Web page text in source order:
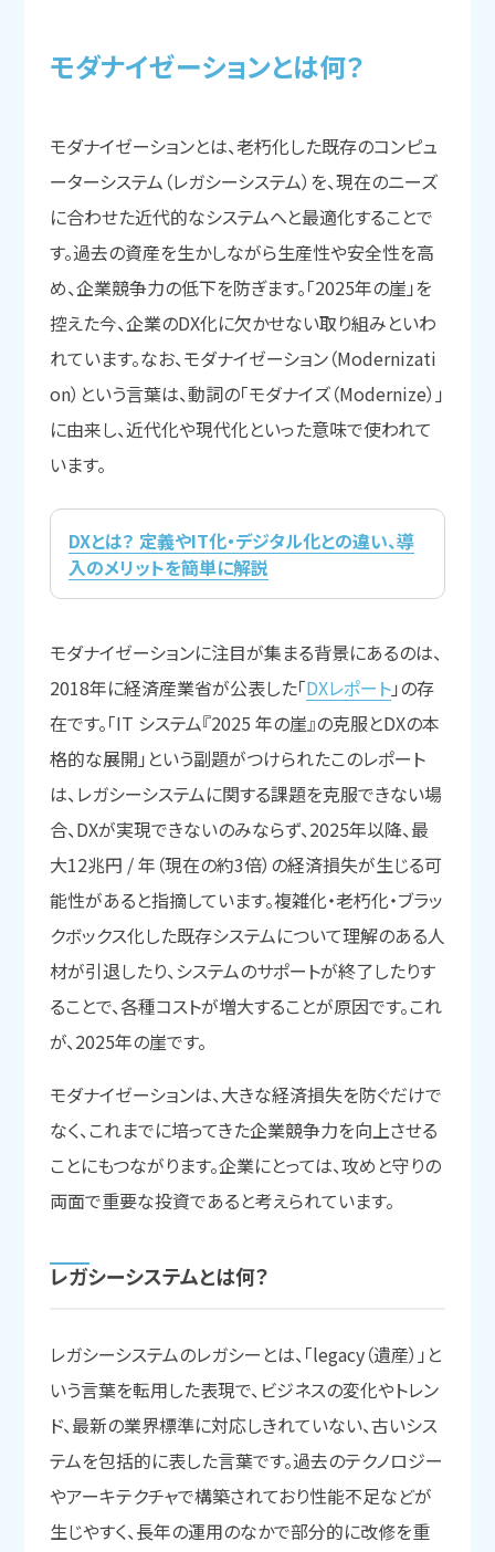
モダナイゼーションとは何？
モダナイゼーションとは、老朽化した既存のコンピュ
ーターシステム（レガシーシステム）を、現在のニーズ
に合わせた近代的なシステムへと最適化することで
す。過去の資産を生かしながら生産性や安全性を高
め、企業競争力の低下を防ぎます。「2025年の崖」を
控えた今、企業のDX化に欠かせない取り組みといわ
れています。なお、モダナイゼーション（Modernizati
on）という言葉は、動詞の「モダナイズ（Modernize）」
に由来し、近代化や現代化といった意味で使われて
います。
DXとは？ 定義やIT化・デジタル化との違い、導
入のメリットを簡単に解説
モダナイゼーションに注目が集まる背景にあるのは、
2018年に経済産業省が公表した「DXレポート」の存
在です。「IT システム『2025 年の崖』の克服とDXの本
格的な展開」という副題がつけられたこのレポート
は、レガシーシステムに関する課題を克服できない場
合、DXが実現できないのみならず、2025年以降、最
大12兆円 / 年（現在の約3倍）の経済損失が生じる可
能性があると指摘しています。複雑化・老朽化・ブラッ
クボックス化した既存システムについて理解のある人
材が引退したり、システムのサポートが終了したりす
ることで、各種コストが増大することが原因です。これ
が、2025年の崖です。
モダナイゼーションは、大きな経済損失を防ぐだけで
なく、これまでに培ってきた企業競争力を向上させる
ことにもつながります。企業にとっては、攻めと守りの
両面で重要な投資であると考えられています。
レガシーシステムとは何？
レガシーシステムのレガシーとは、「legacy（遺産）」と
いう言葉を転用した表現で、ビジネスの変化やトレン
ド、最新の業界標準に対応しきれていない、古いシス
テムを包括的に表した言葉です。過去のテクノロジー
やアーキテクチャで構築されており性能不足などが
生じやすく、長年の運用のなかで部分的に改修を重